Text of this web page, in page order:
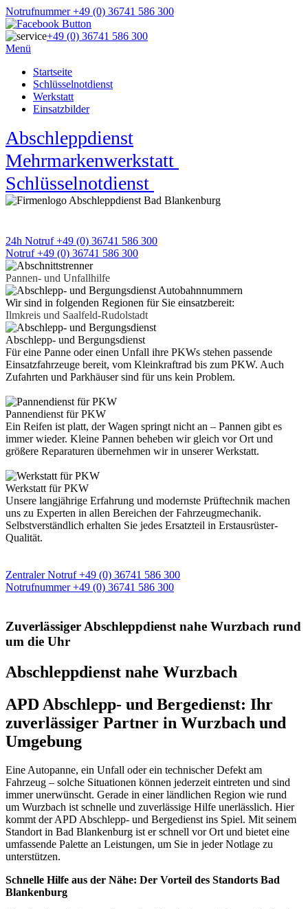
Notrufnummer +49 (0) 36741 586 300
+49 (0) 36741 586 300
Menü
Startseite
Schlüsselnotdienst
Werkstatt
Einsatzbilder
Abschleppdienst
Mehrmarkenwerkstatt
Schlüsselnotdienst
24h Notruf +49 (0) 36741 586 300
Notruf +49 (0) 36741 586 300
Pannen- und Unfallhilfe
Wir sind in folgenden Regionen für Sie einsatzbereit:
Ilmkreis und Saalfeld-Rudolstadt
Abschlepp- und Bergungsdienst
Für eine Panne oder einen Unfall ihre PKWs stehen passende
Einsatzfahrzeuge bereit, vom Kleinkraftrad bis zum PKW. Auch
Zufahrten und Parkhäuser sind für uns kein Problem.
Pannendienst für PKW
Ein Reifen ist platt, der Wagen springt nicht an – Pannen gibt es
immer wieder. Kleine Pannen beheben wir gleich vor Ort und
größere Reparaturen übernehmen wir in unserer Werkstatt.
Werkstatt für PKW
Unsere langjährige Erfahrung und modernste Prüftechnik machen
uns zu Experten in allen Bereichen der Fahrzeugmechanik.
Selbstverständlich erhalten Sie jedes Ersatzteil in Erstausrüster-
Qualität.
Zentraler Notruf +49 (0) 36741 586 300
Notrufnummer +49 (0) 36741 586 300
Zuverlässiger Abschleppdienst nahe Wurzbach rund
um die Uhr
Abschleppdienst nahe Wurzbach
APD Abschlepp- und Bergedienst: Ihr
zuverlässiger Partner in Wurzbach und
Umgebung
Eine Autopanne, ein Unfall oder ein technischer Defekt am
Fahrzeug – solche Situationen können jederzeit eintreten und sind
immer unerwünscht. Gerade in einer ländlichen Region wie rund
um Wurzbach ist schnelle und zuverlässige Hilfe unerlässlich. Hier
kommt der APD Abschlepp- und Bergedienst ins Spiel. Mit seinem
Standort in Bad Blankenburg ist er schnell vor Ort und bietet eine
umfassende Palette an Leistungen, um Sie in jeder Notlage zu
unterstützen.
Schnelle Hilfe aus der Nähe: Der Vorteil des Standorts Bad
Blankenburg